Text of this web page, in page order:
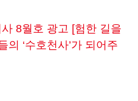
8월호 광고 [험한 길을
의 ‘수호천사’가 되어주